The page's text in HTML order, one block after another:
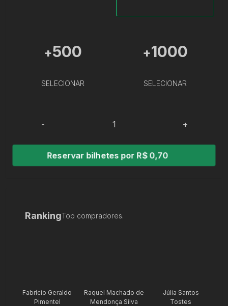
+500
SELECIONAR
+1000
SELECIONAR
- +
Reservar bilhetes por R$ 0,70
RankingTop compradores.
Fabrício Geraldo
Pimentel
Raquel Machado de
Mendonça Silva
Júlia Santos
Tostes